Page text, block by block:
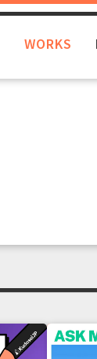
WORKS